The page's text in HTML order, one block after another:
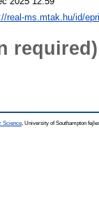
real-ms.mtak.hu/id/
required)
Science , University of Southampton